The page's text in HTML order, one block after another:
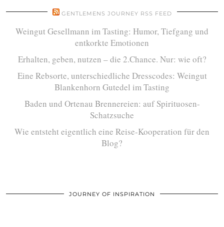
GENTLEMENS JOURNEY RSS FEED
Weingut Gesellmann im Tasting: Humor, Tiefgang und
entkorkte Emotionen
Erhalten, geben, nutzen – die 2.Chance. Nur: wie oft?
Eine Rebsorte, unterschiedliche Dresscodes: Weingut
Blankenhorn Gutedel im Tasting
Baden und Ortenau Brennereien: auf Spirituosen-
Schatzsuche
Wie entsteht eigentlich eine Reise-Kooperation für den
Blog?
JOURNEY OF INSPIRATION